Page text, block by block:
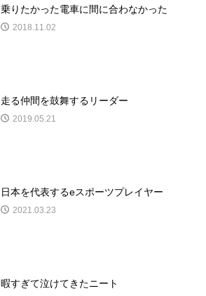
乗りたかった電車に間に合わなかった
2018.11.02
走る仲間を鼓舞するリーダー
2019.05.21
日本を代表するeスポーツプレイヤー
2021.03.23
暇すぎて泣けてきたニート